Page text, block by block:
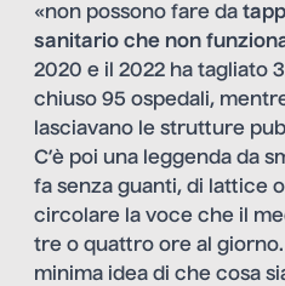
«non possono fare da
sanitario che non
2020 e il 2022 ha tagliato
chiuso 95 ospedali,
lasciavano le strutture
C’è poi una leggenda da
fa senza guanti, di lattice
circolare la voce che il
tre o quattro ore al
minima idea di che cosa